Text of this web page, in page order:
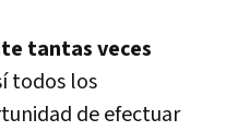
tantas veces
todos los
de efectuar